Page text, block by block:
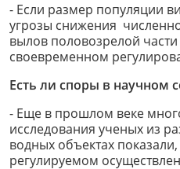
- Если размер популяции
угрозы снижения
вылов половозрелой части
своевременном
Есть ли споры в научном
- Еще в прошлом веке
исследования ученых из
водных объектах
регулируемом